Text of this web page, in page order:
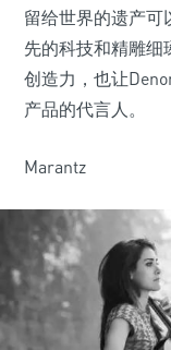
留给世界的遗产可
先的科技和精雕细
创造力，也让
产品的代言人。
Marantz